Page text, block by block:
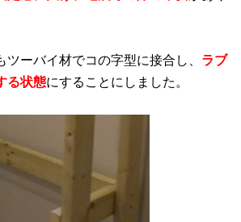
ツーバイ材でコの字型に接合し、 ラブ
る状態にすることにしました。